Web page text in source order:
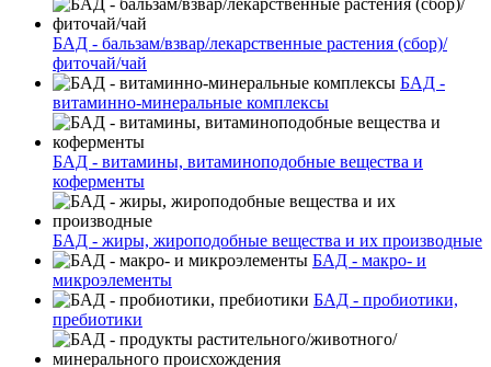
БАД - бальзам/взвар/лекарственные растения (сбор)/
фиточай/чай
БАД -
витаминно-минеральные комплексы
БАД - витамины, витаминоподобные вещества и
коферменты
БАД - жиры, жироподобные вещества и их производные
БАД - макро- и
микроэлементы
БАД - пробиотики,
пребиотики